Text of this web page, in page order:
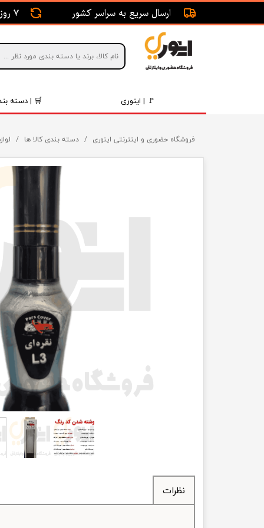
🚩 | اینوری 🛒 | دسته
موتور
روغن و
قطعات
انتقال
فرمان،
لوازم
کاسه
لوله
لوله
ارسال سریع به سراسر کشور 7 روز ضمانت بازگشت
فروشگاه حضوری و اینترنتی اینوری دسته بندی کالا ها
نظرات